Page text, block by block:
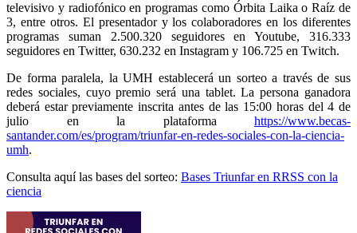
televisivo y radiofónico en programas como Órbita Laika o Raíz de
3, entre otros. El presentador y los colaboradores en los diferentes
programas suman 2.500.320 seguidores en Youtube, 316.333
seguidores en Twitter, 630.232 en Instagram y 106.725 en Twitch.
De forma paralela, la UMH establecerá un sorteo a través de sus
redes sociales, cuyo premio será una tablet. La persona ganadora
deberá estar previamente inscrita antes de las 15:00 horas del 4 de
julio en la plataforma https://www.becas-
santander.com/es/program/triunfar-en-redes-sociales-con-la-ciencia-
umh.
Consulta aquí las bases del sorteo: Bases Triunfar en RRSS con la
ciencia